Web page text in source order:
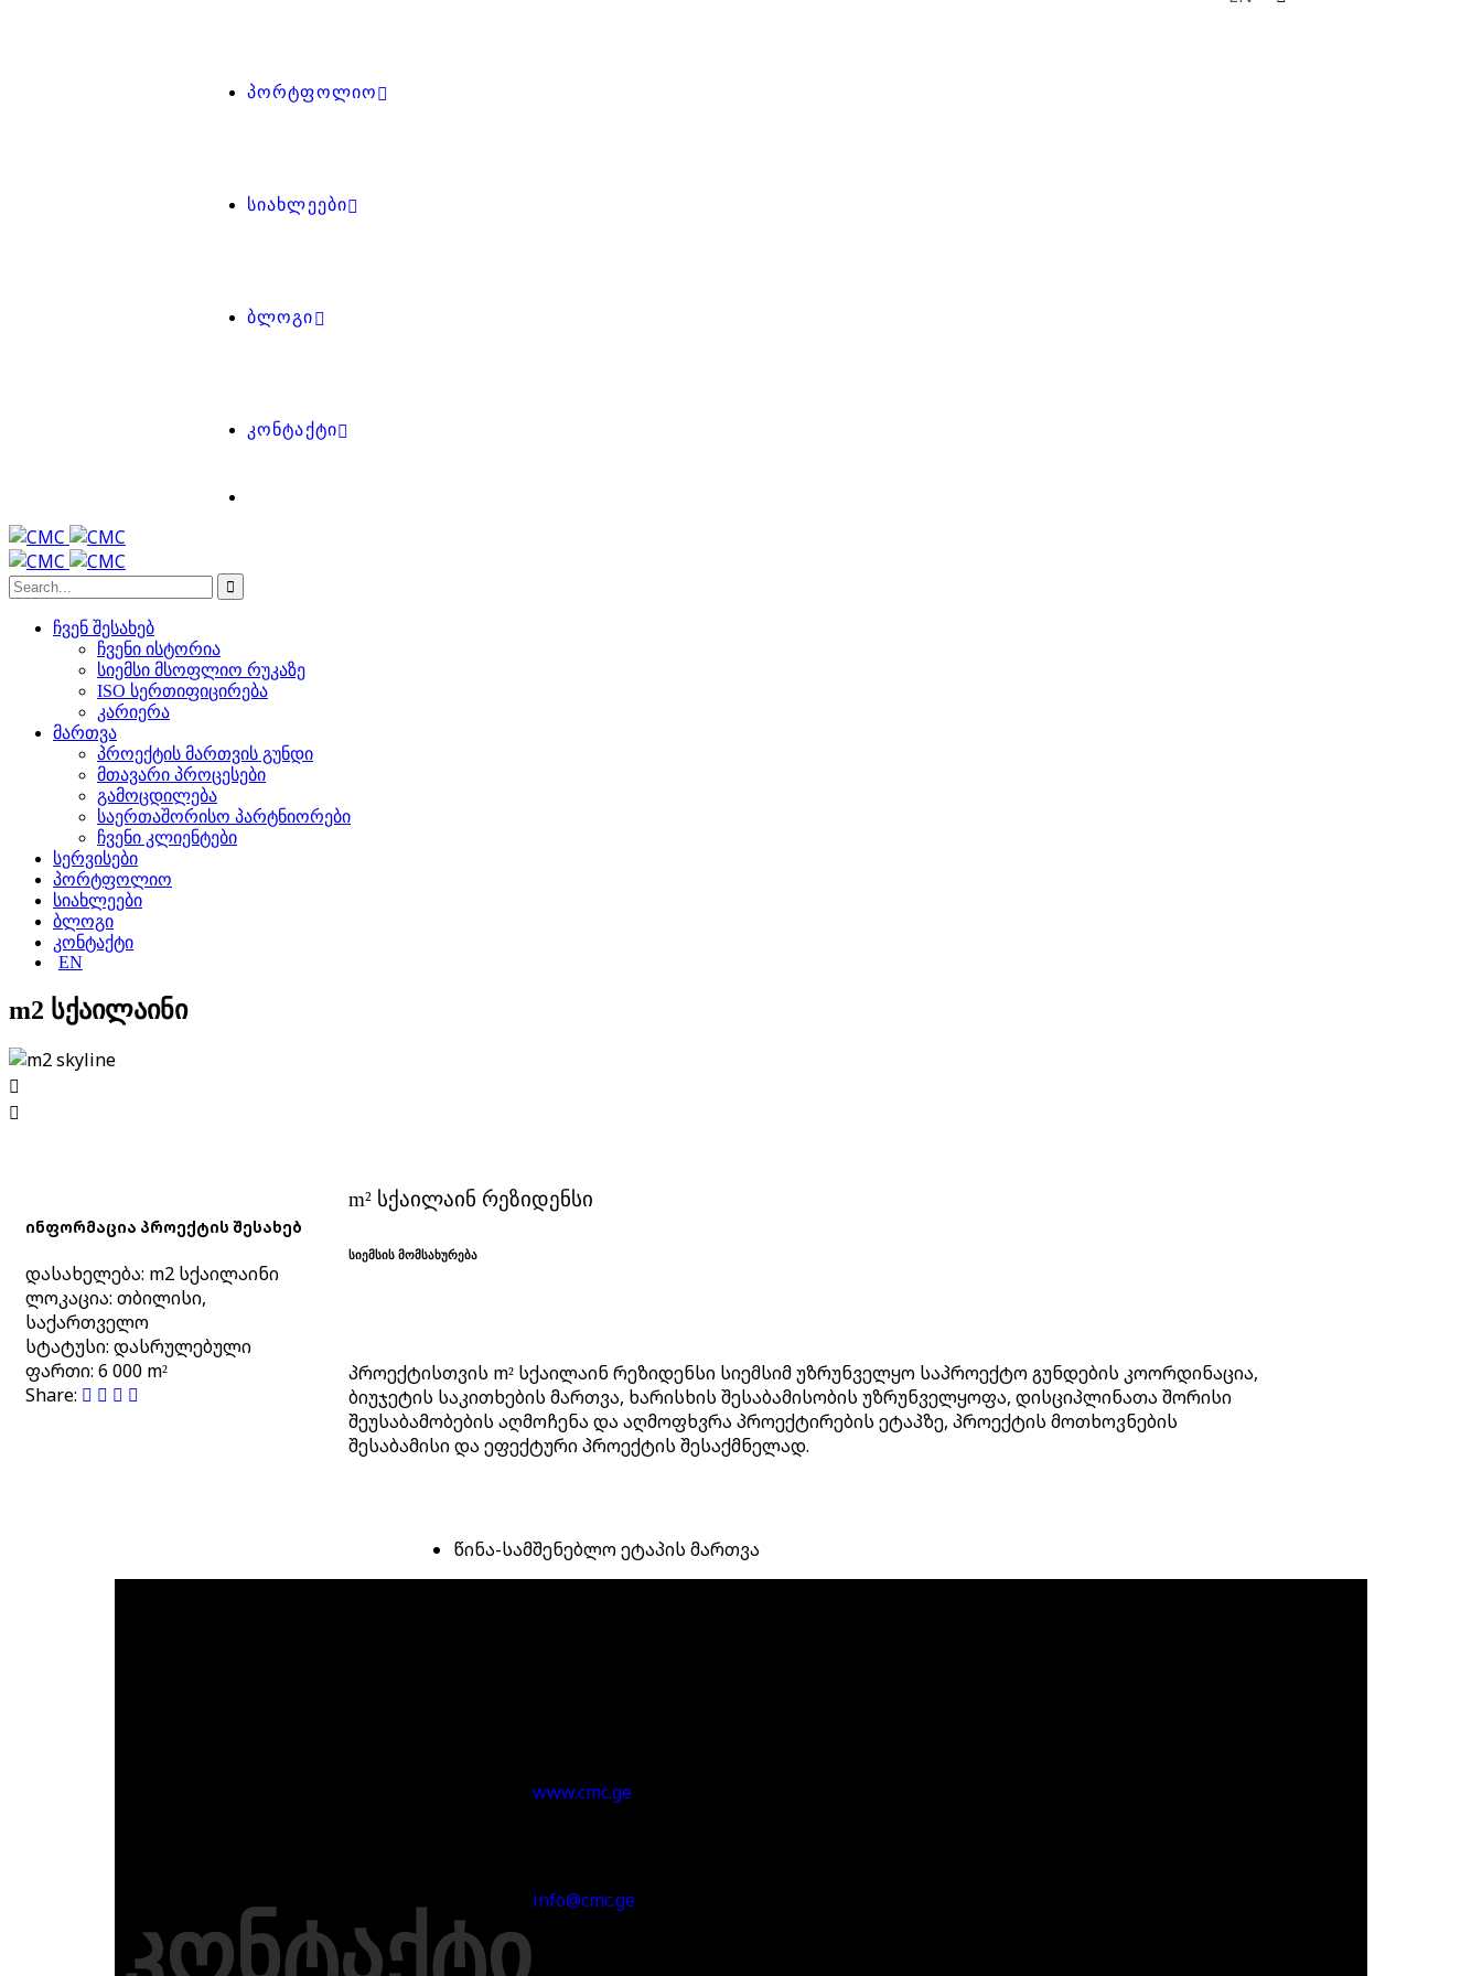
ᲞᲝᲠᲢᲤᲝᲚᲘᲝ
ᲡᲘᲐᲮᲚᲔᲔᲑᲘ
ᲑᲚᲝᲒᲘ
ᲙᲝᲜᲢᲐᲥᲢᲘ
ᲩᲕᲔᲜ ᲨᲔᲡᲐᲮᲔᲑ
ᲩᲕᲔᲜᲘ ᲘᲡᲢᲝᲠᲘᲐ
ᲡᲘᲔᲛᲡᲘ ᲛᲡᲝᲤᲚᲘᲝ ᲠᲣᲙᲐᲖᲔ
ISO ᲡᲔᲠᲗᲘᲤᲘᲪᲘᲠᲔᲑᲐ
ᲙᲐᲠᲘᲔᲠᲐ
ᲛᲐᲠᲗᲕᲐ
ᲞᲠᲝᲔᲥᲢᲘᲡ ᲛᲐᲠᲗᲕᲘᲡ ᲒᲣᲜᲓᲘ
ᲛᲗᲐᲕᲐᲠᲘ ᲞᲠᲝᲪᲔᲡᲔᲑᲘ
ᲒᲐᲛᲝᲪᲓᲘᲚᲔᲑᲐ
ᲡᲐᲔᲠᲗᲐᲨᲝᲠᲘᲡᲝ ᲞᲐᲠᲢᲜᲘᲝᲠᲔᲑᲘ
ᲩᲕᲔᲜᲘ ᲙᲚᲘᲔᲜᲢᲔᲑᲘ
ᲡᲔᲠᲕᲘᲡᲔᲑᲘ
ᲞᲝᲠᲢᲤᲝᲚᲘᲝ
ᲡᲘᲐᲮᲚᲔᲔᲑᲘ
ᲑᲚᲝᲒᲘ
ᲙᲝᲜᲢᲐᲥᲢᲘ
EN
m2 სქაილაინი
ინფორმაცია პროექტის შესახებ
დასახელება: m2 სქაილაინი
ლოკაცია: თბილისი,
საქართველო
სტატუსი: დასრულებული
ფართი: 6 000 m²
Share:
m² სქაილაინ რეზიდენსი
სიემსის მომსახურება
პროექტისთვის m² სქაილაინ რეზიდენსი სიემსიმ უზრუნველყო საპროექტო გუნდების კოორდინაცია,
ბიუჯეტის საკითხების მართვა, ხარისხის შესაბამისობის უზრუნველყოფა, დისციპლინათა შორისი
შეუსაბამობების აღმოჩენა და აღმოფხვრა პროექტირების ეტაპზე, პროექტის მოთხოვნების
შესაბამისი და ეფექტური პროექტის შესაქმნელად.
წინა-სამშენებლო ეტაპის მართვა
კონტაქტი
www.cmc.ge
info@cmc.ge